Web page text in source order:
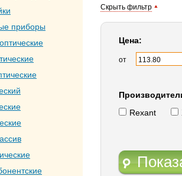
приборы
Скрыть фильтр
Цена:
от
Rexant